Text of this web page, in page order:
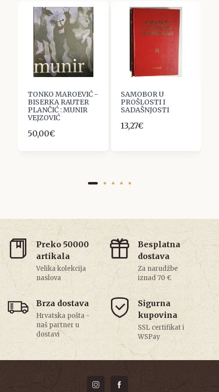
TONKO MAROEVIĆ -
BISERKA RAUTER
PLANČIĆ : MUNIR
VEJZOVIĆ
50,00€
SAMOBOR U
PROŠLOSTI I
SADAŠNJOSTI
13,27€
Preko 50000
artikala
Velika kolekcija
naslova
Besplatna
dostava
Za narudžbe
iznad 70 €
Brza dostava
Hrvatska pošta -
naš partner u
dostavi
Sigurna
kupovina
SSL certifikat i
WSPay